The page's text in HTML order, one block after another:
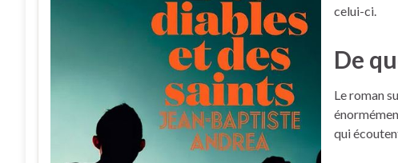
celui-ci.
De
Le roman
qui